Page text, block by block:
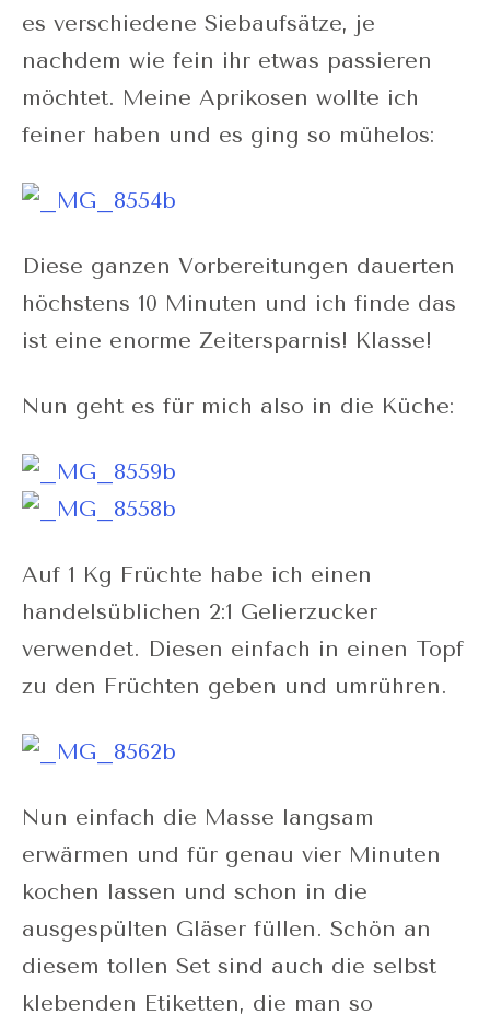
es verschiedene Siebaufsätze, je
nachdem wie fein ihr etwas passieren
möchtet. Meine Aprikosen wollte ich
feiner haben und es ging so mühelos:
Diese ganzen Vorbereitungen dauerten
höchstens 10 Minuten und ich finde das
ist eine enorme Zeitersparnis! Klasse!
Nun geht es für mich also in die Küche:
Auf 1 Kg Früchte habe ich einen
handelsüblichen 2:1 Gelierzucker
verwendet. Diesen einfach in einen Topf
zu den Früchten geben und umrühren.
Nun einfach die Masse langsam
erwärmen und für genau vier Minuten
kochen lassen und schon in die
ausgespülten Gläser füllen. Schön an
diesem tollen Set sind auch die selbst
klebenden Etiketten, die man so